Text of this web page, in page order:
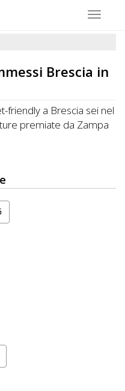
Toggle
Brescia in
friendly a Brescia sei nel
premiate da Zampa
e altri animali
ideale a Brescia con
e prezzi.